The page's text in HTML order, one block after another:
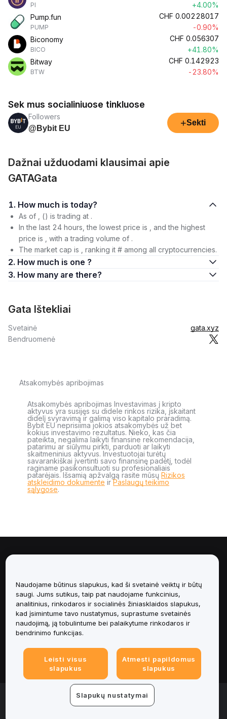
PI
+4.00%
Pump.fun
PUMP
CHF 0.00228017
-0.90%
Biconomy
BICO
CHF 0.056307
+41.80%
Bitway
BTW
CHF 0.142923
-23.80%
Sek mus socialiniuose tinkluose
Followers
@Bybit EU
+Sekti
Dažnai užduodami klausimai apie
GATAGata
1. How much is today?
As of , () is trading at .
In the last 24 hours, the lowest price is , and the highest
price is , with a trading volume of .
The market cap is , ranking it # among all cryptocurrencies.
2. How much is one ?
3. How many are there?
Gata Ištekliai
Svetainė
gata.xyz
Bendruomenė
Atsakomybės apribojimas
Atsakomybės apribojimas Investavimas į kripto
aktyvus yra susijęs su didele rinkos rizika, įskaitant
didelį svyravimą ir galimą viso kapitalo praradimą.
Bybit EU neprisiima jokios atsakomybės už bet
kokius investavimo rezultatus. Nieko, kas čia
pateikta, negalima laikyti finansine rekomendacija,
patarimu ar siūlymu pirkti, parduoti ar laikyti
skaitmeninius aktyvus. Investuotojai turėtų
savarankiškai įvertinti savo finansinę padėtį, todėl
raginame pasikonsultuoti su profesionaliais
patarėjais. Išsamią apžvalgą rasite mūsų Rizikos
atskleidimo dokumente irPaslaugų teikimo
sąlygose.
Paslaugos
Pagalba
Produktai
Teisinė informacija
© 2025-2026 Bybit.eu. Visos teisės saugomos.
Naudojame būtinus slapukus, kad ši svetainė veiktų ir būtų
saugi. Jums sutikus, taip pat naudojame funkcinius,
analitinius, rinkodaros ir socialinės žiniasklaidos slapukus,
kad įsimintume tavo nustatymus, suprastume svetainės
naudojimą, ją tobulintume bei palaikytume rinkodaros ir
bendrinimo funkcijas.
Leisti visus
slapukus
Atmesti papildomus
slapukus
Slapukų nustatymai